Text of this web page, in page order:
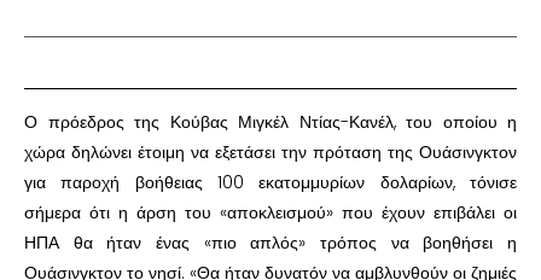
​Ο πρόεδρος της Κούβας Μιγκέλ Ντίας-Κανέλ, του οποίου η
χώρα δηλώνει έτοιμη να εξετάσει την πρόταση της Ουάσινγκτον
για παροχή βοήθειας 100 εκατομμυρίων δολαρίων, τόνισε
σήμερα ότι η άρση του «αποκλεισμού» που έχουν επιβάλει οι
ΗΠΑ θα ήταν ένας «πιο απλός» τρόπος να βοηθήσει η
Ουάσινγκτον το νησί. «Θα ήταν δυνατόν να αμβλυνθούν οι ζημιές